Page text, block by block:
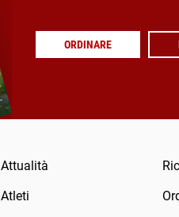
ORDINARE
Attualità
Atleti